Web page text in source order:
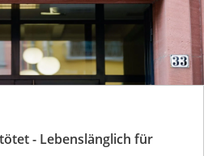
- Lebenslänglich für